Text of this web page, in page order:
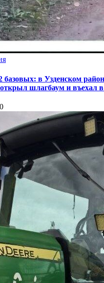
в Узденском
шлагбаум и въехал в